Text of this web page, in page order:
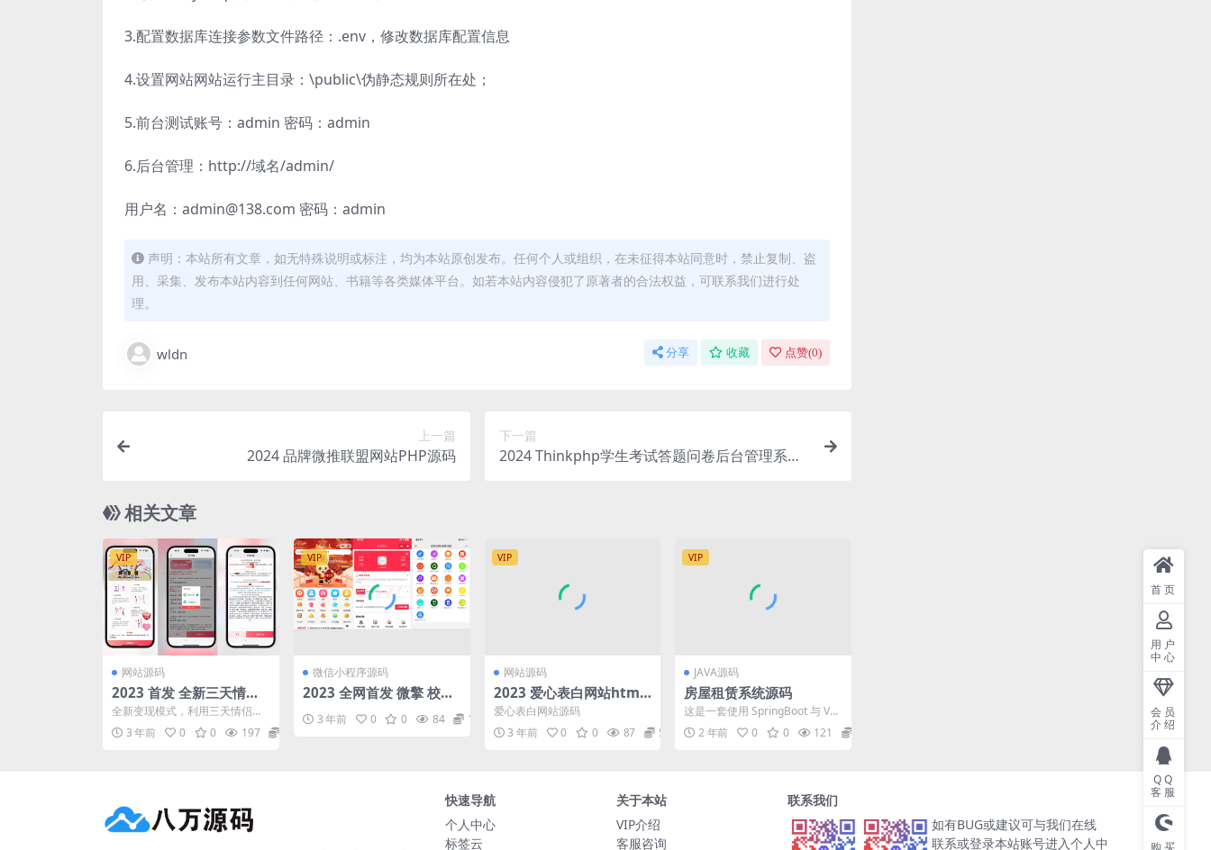
3.配置数据库连接参数文件路径：.env，修改数据库配置信息
4.设置网站网站运行主目录：\public\伪静态规则所在处；
5.前台测试账号：admin 密码：admin
6.后台管理：http://域名/admin/
用户名：admin@138.com 密码：admin
声明：本站所有文章，如无特殊说明或标注，均为本站原创发布。任何个人或组织，在未征得本站同意时，禁止复制、盗
用、采集、发布本站内容到任何网站、书籍等各类媒体平台。如若本站内容侵犯了原著者的合法权益，可联系我们进行处
理。
wldn 分享 收藏 点赞(0)
上一篇
2024 品牌微推联盟网站PHP源码
下一篇
2024 Thinkphp学生考试答题问卷后台管理系统
相关文章
VIP
网站源码
2023 首发 全新三天情侣
系统源码 附保姆教程
全新变现模式，利用三天情侣系
统加上想要脱单的冲动，这套系
统可谓是将其拿捏致死，主...
3 年前 0 0 197
VIP
微信小程序源码
2023 全网首发 微擎 校园
服务平台系统源码 完美版
3 年前 0 0 84 10
VIP
网站源码
2023 爱心表白网站html
源码
爱心表白网站源码
3 年前
0 0 87 5
VIP
JAVA源码
房屋租赁系统源码
这是一套使用 SpringBoot 与 Vu
e 开发的房屋租赁系统源码，站
长分析...
2 年前 0 0 121
快速导航
个人中心
标签云
关于本站
VIP介绍
客服咨询
联系我们
如有BUG或建议可与我们在线
联系或登录本站账号进入个人中
首页
用户
中心
会员
介绍
QQ
客服
购买